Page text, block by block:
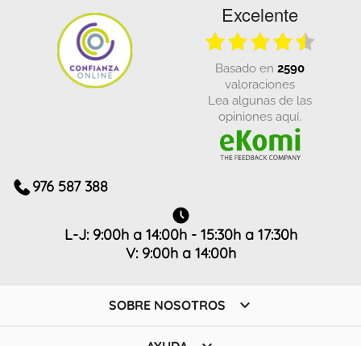
Excelente
basado en 2590
valoraciones
Lea algunas de las
opiniones aquí.
976 587 388
L-J: 9:00h a 14:00h - 15:30h a 17:30h
V: 9:00h a 14:00h
SOBRE NOSOTROS 